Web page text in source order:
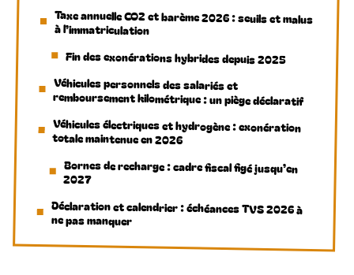
Taxe annuelle CO2 et barème 2026 : seuils et malus
à l’immatriculation
Fin des exonérations hybrides depuis 2025
Véhicules personnels des salariés et
remboursement kilométrique : un piège déclaratif
Véhicules électriques et hydrogène : exonération
totale maintenue en 2026
Bornes de recharge : cadre fiscal figé jusqu’en
2027
Déclaration et calendrier : échéances TVS 2026 à
ne pas manquer